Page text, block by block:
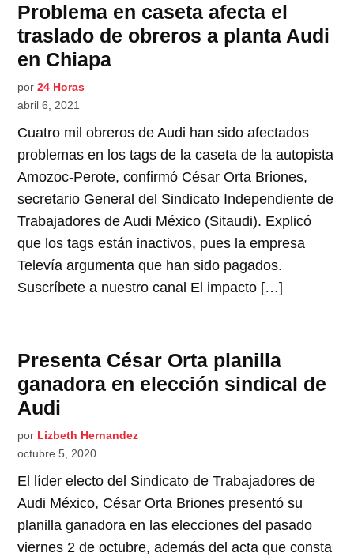
Problema en caseta afecta el
traslado de obreros a planta Audi
en Chiapa
por 24 Horas
abril 6, 2021
Cuatro mil obreros de Audi han sido afectados
problemas en los tags de la caseta de la autopista
Amozoc-Perote, confirmó César Orta Briones,
secretario General del Sindicato Independiente de
Trabajadores de Audi México (Sitaudi). Explicó
que los tags están inactivos, pues la empresa
Televía argumenta que han sido pagados.
Suscríbete a nuestro canal El impacto […]
Presenta César Orta planilla
ganadora en elección sindical de
Audi
por Lizbeth Hernandez
octubre 5, 2020
El líder electo del Sindicato de Trabajadores de
Audi México, César Orta Briones presentó su
planilla ganadora en las elecciones del pasado
viernes 2 de octubre, además del acta que consta